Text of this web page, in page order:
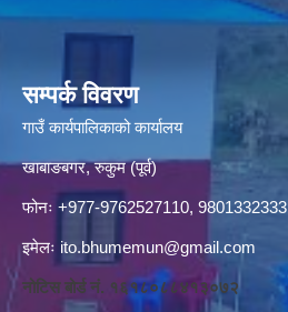
सम्पर्क विवरण
गाउँ कार्यपालिकाको कार्यालय
खाबाङबगर, रुकुम (पूर्व)
फोनः +977-9762527110, 9801332333
इमेलः ito.bhumemun@gmail.com
नोटिस बोर्ड नं. १६१८०८८४१३०७२